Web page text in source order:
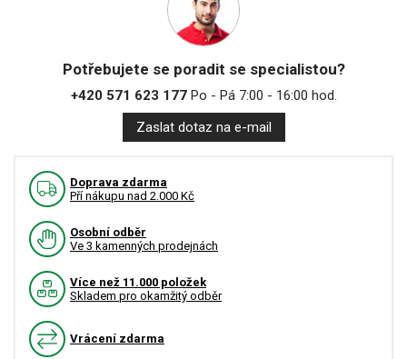
Potřebujete se poradit se specialistou?
+420 571 623 177Po - Pá 7:00 - 16:00 hod.
Zaslat dotaz na e-mail
Doprava zdarma
Pří nákupu nad 2.000 Kč
Osobní odběr
Ve 3 kamenných prodejnách
Více než 11.000 položek
Skladem pro okamžitý odběr
Vrácení zdarma